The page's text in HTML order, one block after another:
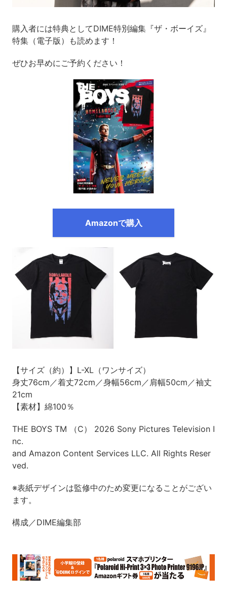
購入者には特典としてDIME特別編集『ザ・ボーイズ』
特集（電子版）も読めます！
ぜひお早めにご予約ください！
Amazonで購入
【サイズ（約）】L-XL（ワンサイズ）
身丈76cm／着丈72cm／身幅56cm／肩幅50cm／袖丈
21cm
【素材】綿100％
THE BOYS TM （C） 2026 Sony Pictures Television I
nc.
and Amazon Content Services LLC. All Rights Reser
ved.
※表紙デザインは監修中のため変更になることがござい
ます。
構成／DIME編集部